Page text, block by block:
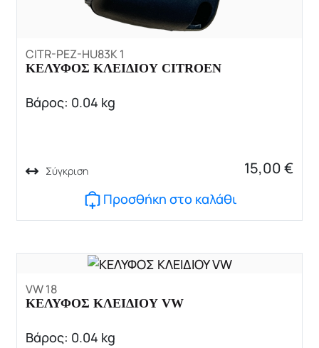
CITR-PEZ-HU83K 1
ΚΕΛΥΦΟΣ ΚΛΕΙΔΙΟΥ CITROEN
Βάρος: 0.04 kg
Σύγκριση 15,00€
Προσθήκη στο καλάθι
VW 18
ΚΕΛΥΦΟΣ ΚΛΕΙΔΙΟΥ VW
Βάρος: 0.04 kg